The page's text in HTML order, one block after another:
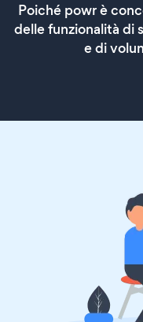
Poiché powr è
delle funzionalità di
e di